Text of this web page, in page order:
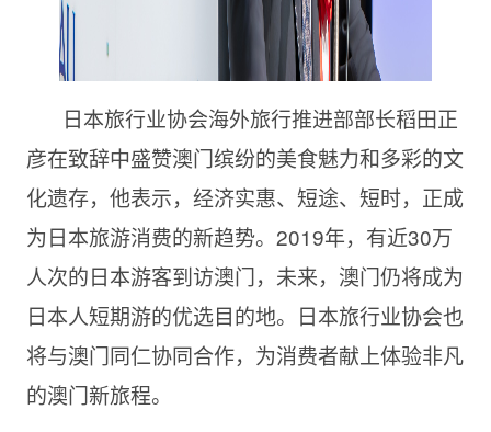
日本旅行业协会海外旅行推进部部长稻田正
彦在致辞中盛赞澳门缤纷的美食魅力和多彩的文
化遗存，他表示，经济实惠、短途、短时，正成
为日本旅游消费的新趋势。2019年，有近30万
人次的日本游客到访澳门，未来，澳门仍将成为
日本人短期游的优选目的地。日本旅行业协会也
将与澳门同仁协同合作，为消费者献上体验非凡
的澳门新旅程。